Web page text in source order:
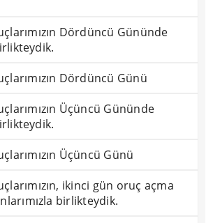
Dördüncü Gününde
Dördüncü Günü
Üçüncü Gününde
Üçüncü Günü
ikinci gün oruç açma
birlikteydik.